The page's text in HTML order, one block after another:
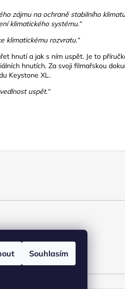
Souhlasím
zájmu na ochraně stabilního
klimatického systému.“
klimatickému rozvratu.“
hnutí a jak s ním uspět. Je to
hnutích. Za svoji filmařskou
Keystone XL.
uspět.“